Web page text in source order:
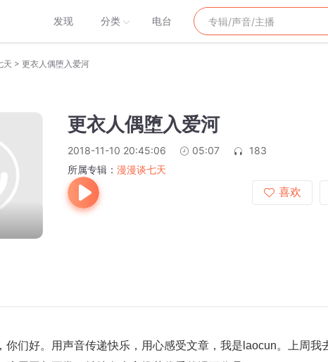
发现 分类 电台
天 > 更衣人偶堕入爱河
更衣人偶堕入爱河
2018-11-10 20:45:06 05:07
183
所属专辑： 漫漫谈七天
喜欢
你们好。用声音传递快乐，用心感受文章，我是laocun。上周我